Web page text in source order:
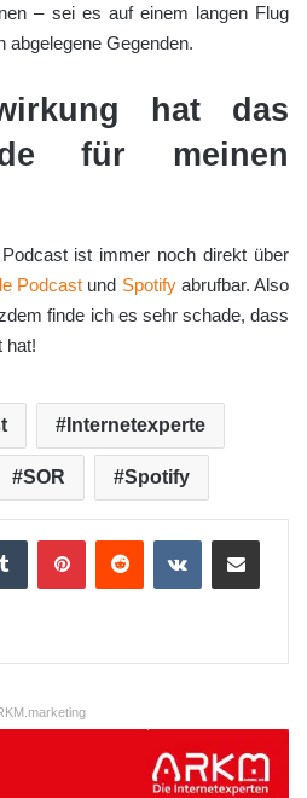
– sei es auf einem langen Flug
abgelegene Gegenden.
hat das
für meinen
ist immer noch direkt über
Podcast und Spotifyabrufbar. Also
finde ich es sehr schade, dass
hat!
Internetexperte
SOR Spotify